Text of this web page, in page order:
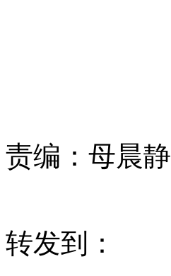
责编： 母晨静
转发到：